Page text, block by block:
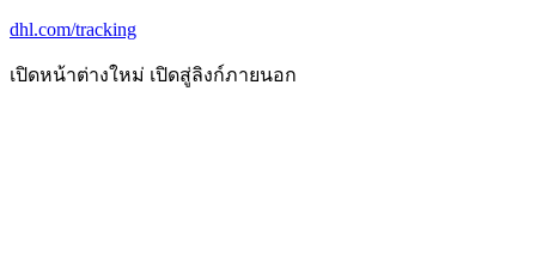
dhl.com/tracking
เปิดหน้าต่างใหม่ เปิดสู่ลิงก์ภายนอก